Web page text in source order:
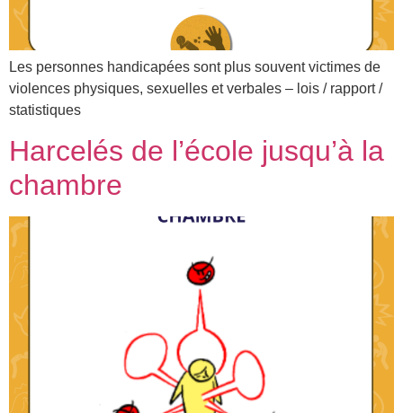
Les personnes handicapées sont plus souvent victimes de
violences physiques, sexuelles et verbales – lois / rapport /
statistiques
Harcelés de l’école jusqu’à la
chambre